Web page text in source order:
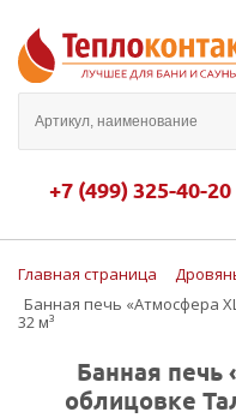
+7 (499) 325-40-20
Главная страница
Банная печь «Атмосфера
32 м³
Банная печь
облицовке